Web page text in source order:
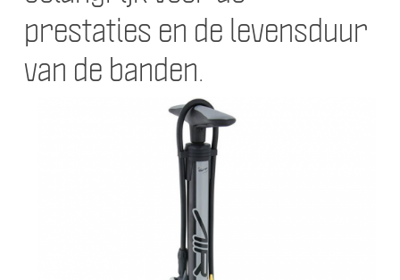
prestaties en de levensduur
van de banden.